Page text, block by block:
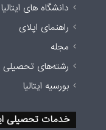
دانشگاه های ایتالیا
راهنمای اپلای
مجله
رشته‌های تحصیلی
بورسیه ایتالیا
خدمات تحصیلی